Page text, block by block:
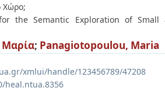
Χώρο;
the Semantic Exploration of
; Panagiotopoulou, Maria
xmlui/handle/123456789/47208
heal.ntua.8356